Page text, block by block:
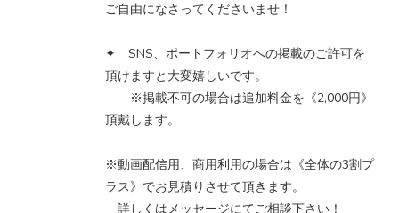
ご自由になさってくださいませ！
✦ SNS、ポートフォリオへの掲載のご許可を
頂けますと大変嬉しいです。
※掲載不可の場合は追加料金を《2,000円》
頂戴します。
※動画配信用、商用利用の場合は《全体の3割プ
ラス》でお見積りさせて頂きます。
詳しくはメッセージにてご相談下さい！